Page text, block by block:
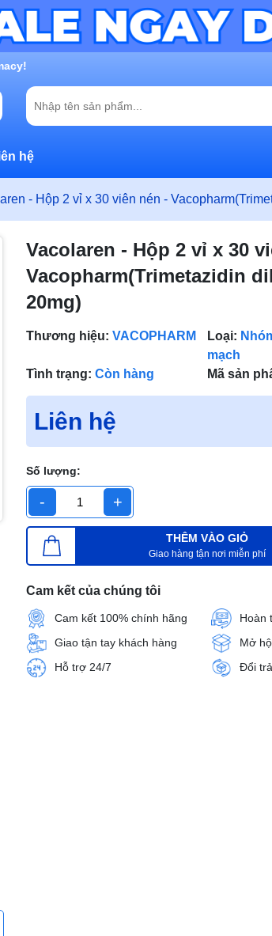
đợi bạn
hệ
- Hộp 2 vỉ x 30 viên nén -
Vacolaren - Hộp 2 vỉ x 30
Vacopharm(Trimetazidin
20mg)
Thương hiệu: VACOPHARM Loại:
mạch
Tình trạng: Còn hàng Mã sản
Liên hệ
Số lượng:
- +
THÊM VÀO GIỎ
Giao hàng tận nơi miễn phí
Cam kết của chúng tôi
Cam kết 100% chính hãng
Hoàn
Giao tận tay khách hàng
Mở
Hỗ trợ 24/7
Đổi